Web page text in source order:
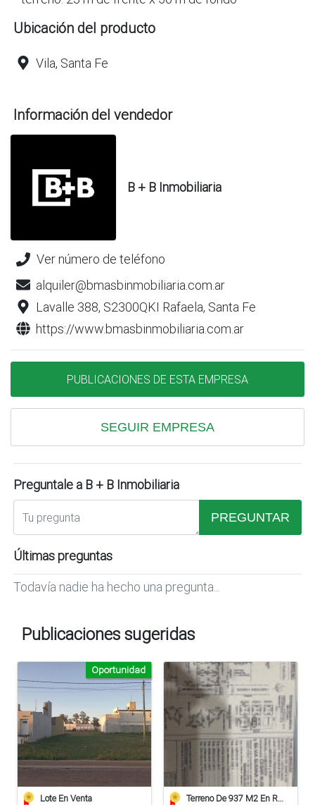
Ubicación del producto
Vila, Santa Fe
Información del vendedor
B + B Inmobiliaria
Ver número de teléfono
alquiler@bmasbinmobiliaria.com.ar
Lavalle 388, S2300QKI Rafaela, Santa Fe
https://www.bmasbinmobiliaria.com.ar
PUBLICACIONES DE ESTA EMPRESA
SEGUIR EMPRESA
Preguntale a B + B Inmobiliaria
PREGUNTAR
Últimas preguntas
Todavía nadie ha hecho una pregunta...
Publicaciones sugeridas
Lote En Venta
Oportunidad
Terreno De 937 M2 En Roca